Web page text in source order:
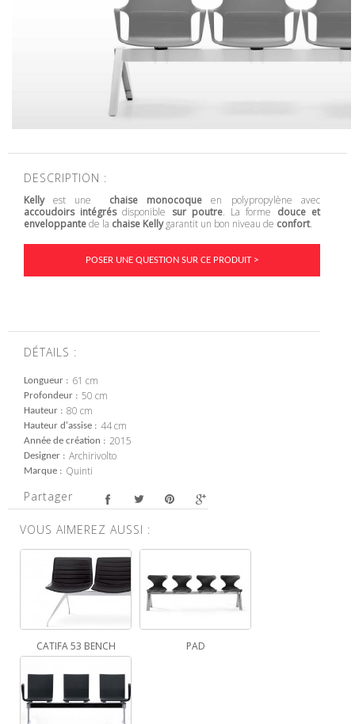
DESCRIPTION :
Kellyest une chaise monocoque en polypropylène avec
accoudoirs intégrésdisponible sur poutre. La forme douce et
enveloppantede la chaise Kellygarantit un bon niveau de confort.
POSER UNE QUESTION SUR CE PRODUIT >
DÉTAILS :
Longueur 61 cm
Profondeur 50 cm
Hauteur 80 cm
Hauteur d'assise 44 cm
Année de création 2015
Designer Archirivolto
Marque Quinti
Partager
VOUS AIMEREZ AUSSI :
CATIFA 53 BENCH PAD